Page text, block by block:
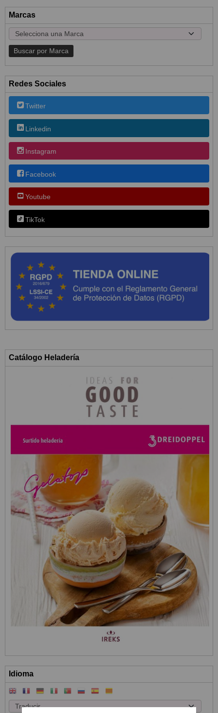
Marcas
Redes Sociales
Twitter
Linkedin
Instagram
Facebook
Youtube
TikTok
Catálogo Heladería
Idioma